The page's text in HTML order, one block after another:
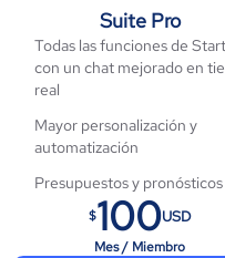
Suite Pro
Todas las funciones de
con un chat mejorado en
real
Mayor personalización y
automatización
Presupuestos y
Acceso a AppExchange
$100USD
Mes / Miembro